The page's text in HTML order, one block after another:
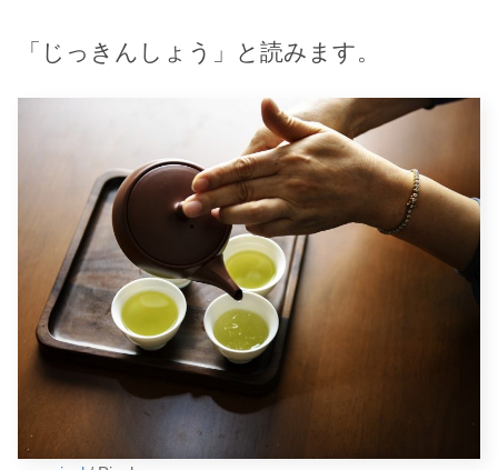
「じっきんしょう」と読みます。